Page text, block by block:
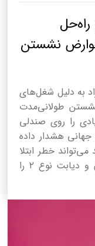
نشستن
به دلیل شغل‌های
طولانی‌مدت
را روی صندلی
هشدار داده
خطر ابتلا
به بیماری‌های قلبی، سرطان و دیابت نوع ۲ را